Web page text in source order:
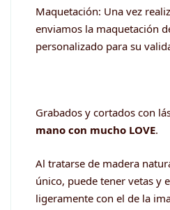
Maquetación: Una vez
enviamos la maquetación
personalizado para su
Grabados y cortados con
mano con mucho LOVE.
Al tratarse de madera
único, puede tener vetas y
ligeramente con el de la